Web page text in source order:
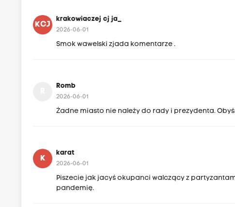
KCJ
krakowiaczej cj ja_
2026-06-01
Smok wawelski zjada komentarze .
Romb
2026-06-01
Żadne miasto nie należy do rady i prezydenta.
K
karat
2026-06-01
Piszecie jak jacyś okupanci walczący z
pandemię.